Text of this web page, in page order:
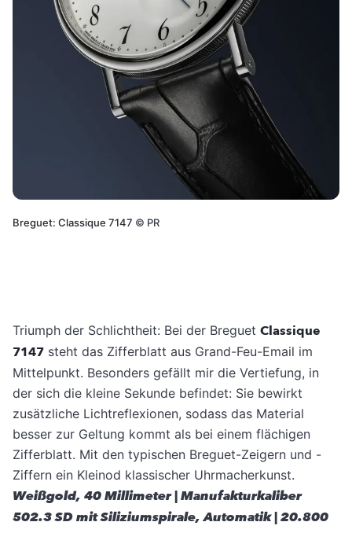
Breguet: Classique 7147 © PR
Triumph der Schlichtheit: Bei der Breguet Classique
7147 steht das Zifferblatt aus Grand-Feu-Email im
Mittelpunkt. Besonders gefällt mir die Vertiefung, in
der sich die kleine Sekunde befindet: Sie bewirkt
zusätzliche Lichtreflexionen, sodass das Material
besser zur Geltung kommt als bei einem flächigen
Zifferblatt. Mit den typischen Breguet-Zeigern und -
Ziffern ein Kleinod klassischer Uhrmacherkunst.
Weißgold, 40 Millimeter | Manufakturkaliber
502.3 SD mit Siliziumspirale, Automatik | 20.800